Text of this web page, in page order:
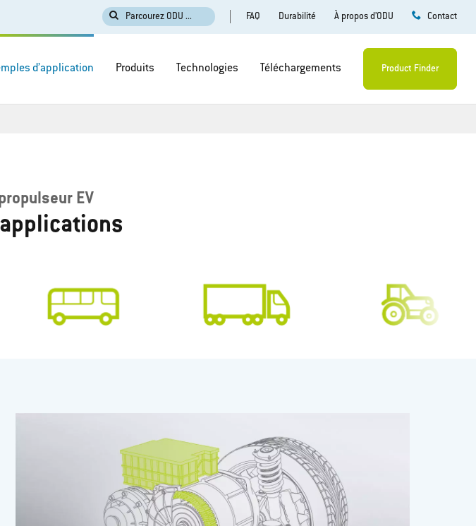
Parcourez ODU ... FAQ Durabilité À propos d’ODU Contact
d’application Produits Technologies Téléchargements Product Finder
EV